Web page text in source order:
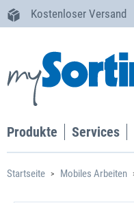
Kostenloser Versand
Produkte Services
Startseite Mobiles Arbeiten